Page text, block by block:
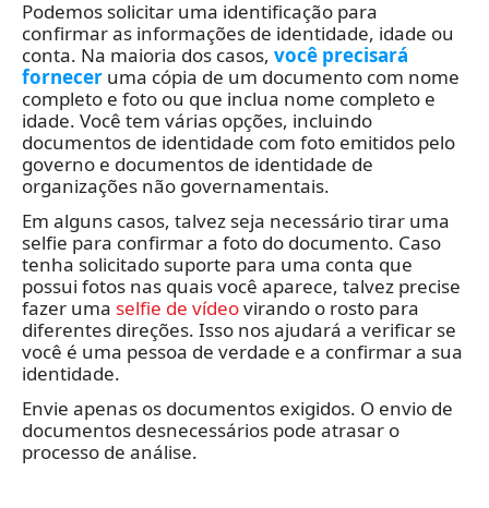
Podemos solicitar uma identificação para
confirmar as informações de identidade, idade ou
conta. Na maioria dos casos, você precisará
fornecer uma cópia de um documento com nome
completo e foto ou que inclua nome completo e
idade. Você tem várias opções, incluindo
documentos de identidade com foto emitidos pelo
governo e documentos de identidade de
organizações não governamentais.
Em alguns casos, talvez seja necessário tirar uma
selfie para confirmar a foto do documento. Caso
tenha solicitado suporte para uma conta que
possui fotos nas quais você aparece, talvez precise
fazer uma selfie de vídeovirando o rosto para
diferentes direções. Isso nos ajudará a verificar se
você é uma pessoa de verdade e a confirmar a sua
identidade.
Envie apenas os documentos exigidos. O envio de
documentos desnecessários pode atrasar o
processo de análise.